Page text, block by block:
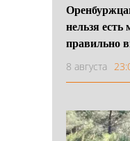
нельзя есть
правильно
8 августа